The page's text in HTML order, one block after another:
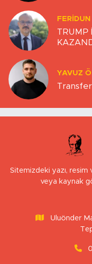
TRUMP
YAVUZ
Sitemizdeki yazı, resim
veya kaynak
Uluönder